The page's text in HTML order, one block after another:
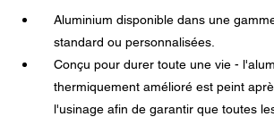
Aluminium disponible dans une
standard ou personnalisées.
Conçu pour durer toute une vie -
thermiquement amélioré est peint
l'usinage afin de garantir que toutes
concessionnaire Centor le plus
responsable de Centor qui me
à ma demande.
L'utilisation de vos données
à toutes les directives relatives à la
données.